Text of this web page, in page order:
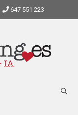
647 551 223